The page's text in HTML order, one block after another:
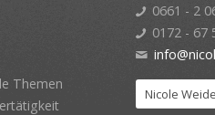
Themen
0661 - 2
0172 - 67
Nicole